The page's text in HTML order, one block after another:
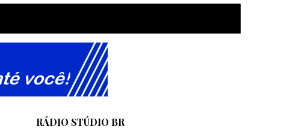
RÁDIO STÚDIO BR